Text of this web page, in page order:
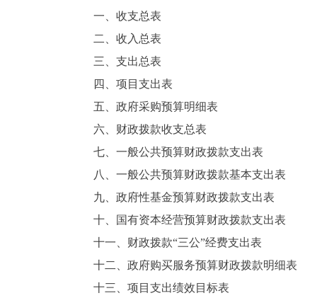
一、收支总表
二、收入总表
三、支出总表
四、项目支出表
五、政府采购预算明细表
六、财政拨款收支总表
七、一般公共预算财政拨款支出表
八、一般公共预算财政拨款基本支出表
九、政府性基金预算财政拨款支出表
十、国有资本经营预算财政拨款支出表
十一、财政拨款“三公”经费支出表
十二、政府购买服务预算财政拨款明细表
十三、项目支出绩效目标表